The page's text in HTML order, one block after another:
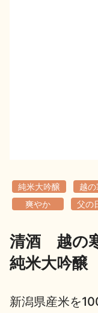
お楽しみ
歳時記
純米大吟醸 越
爽やか
父の
清酒 越の
純米大吟
新潟県産米を